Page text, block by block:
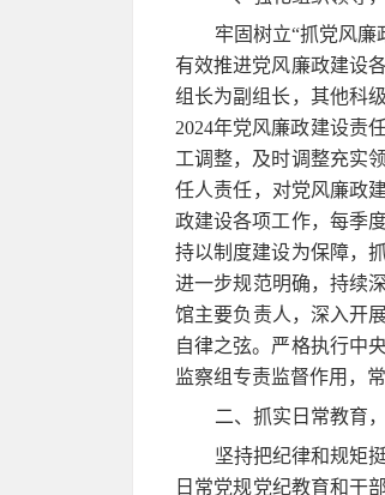
牢固树立“抓党风
有效推进党风廉政建设
组长为副组长，其他科
2024年党风廉政建设责
工调整，及时调整充实
任人责任，对党风廉政
政建设各项工作，每季
持以制度建设为保障，
进一步规范明确，持续
馆主要负责人，深入开
自律之弦。严格执行中
监察组专责监督作用，
二、抓实日常教育
坚持把纪律和规矩
日常党规党纪教育和干